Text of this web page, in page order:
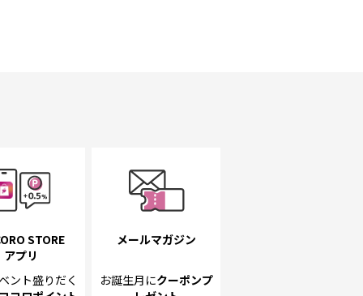
STORE
アプリ
ント盛りだく
メールマガジン
お誕生月にクーポンプ